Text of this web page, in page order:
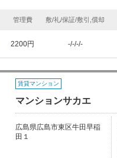
管理費 敷/礼/保証/敷引,償却
2200円 -/-/-/-
賃貸マンション
マンションサカエ
広島県広島市東区牛田早稲
田１